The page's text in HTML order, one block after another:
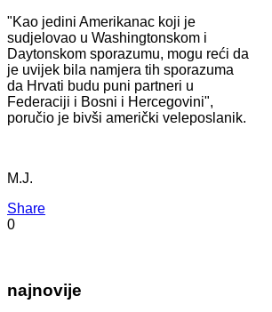
"Kao jedini Amerikanac koji je
sudjelovao u Washingtonskom i
Daytonskom sporazumu, mogu reći da
je uvijek bila namjera tih sporazuma
da Hrvati budu puni partneri u
Federaciji i Bosni i Hercegovini",
poručio je bivši američki veleposlanik.
M.J.
Share
0
najnovije